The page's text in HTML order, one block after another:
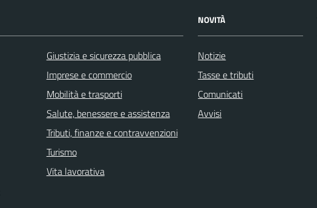
Giustizia e sicurezza pubblica
Imprese e commercio
Mobilità e trasporti
Salute, benessere e assistenza
Tributi, finanze e contravvenzioni
Turismo
Vita lavorativa
NOVITÀ
Notizie
Tasse e tributi
Comunicati
Avvisi